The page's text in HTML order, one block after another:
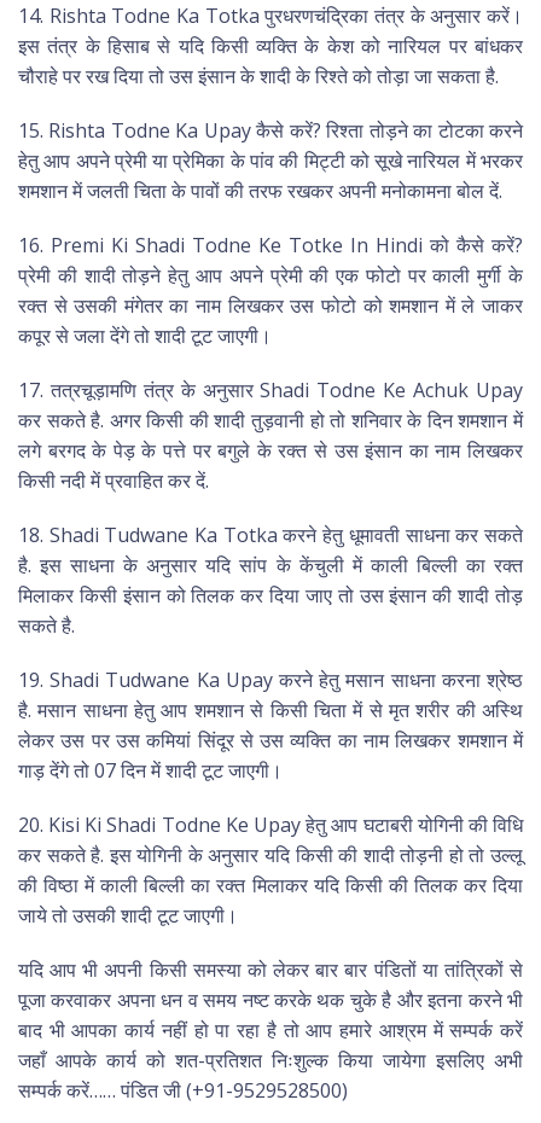
14. Rishta Todne Ka Totka पुरधरणचंद्रिका तंत्र के अनुसार करें।
इस तंत्र के हिसाब से यदि किसी व्यक्ति के केश को नारियल पर बांधकर
चौराहे पर रख दिया तो उस इंसान के शादी के रिश्ते को तोड़ा जा सकता है.
15. Rishta Todne Ka Upay कैसे करें? रिश्ता तोड़ने का टोटका करने
हेतु आप अपने प्रेमी या प्रेमिका के पांव की मिट्टी को सूखे नारियल में भरकर
शमशान में जलती चिता के पावों की तरफ रखकर अपनी मनोकामना बोल दें.
16. Premi Ki Shadi Todne Ke Totke In Hindi को कैसे करें?
प्रेमी की शादी तोड़ने हेतु आप अपने प्रेमी की एक फोटो पर काली मुर्गी के
रक्त से उसकी मंगेतर का नाम लिखकर उस फोटो को शमशान में ले जाकर
कपूर से जला देंगे तो शादी टूट जाएगी।
17. तत्रचूड़ामणि तंत्र के अनुसार Shadi Todne Ke Achuk Upay
कर सकते है. अगर किसी की शादी तुड़वानी हो तो शनिवार के दिन शमशान में
लगे बरगद के पेड़ के पत्ते पर बगुले के रक्त से उस इंसान का नाम लिखकर
किसी नदी में प्रवाहित कर दें.
18. Shadi Tudwane Ka Totka करने हेतु धूमावती साधना कर सकते
है. इस साधना के अनुसार यदि सांप के केंचुली में काली बिल्ली का रक्त
मिलाकर किसी इंसान को तिलक कर दिया जाए तो उस इंसान की शादी तोड़
सकते है.
19. Shadi Tudwane Ka Upay करने हेतु मसान साधना करना श्रेष्ठ
है. मसान साधना हेतु आप शमशान से किसी चिता में से मृत शरीर की अस्थि
लेकर उस पर उस कमियां सिंदूर से उस व्यक्ति का नाम लिखकर शमशान में
गाड़ देंगे तो 07 दिन में शादी टूट जाएगी।
20. Kisi Ki Shadi Todne Ke Upay हेतु आप घटाबरी योगिनी की विधि
कर सकते है. इस योगिनी के अनुसार यदि किसी की शादी तोड़नी हो तो उल्लू
की विष्ठा में काली बिल्ली का रक्त मिलाकर यदि किसी की तिलक कर दिया
जाये तो उसकी शादी टूट जाएगी।
यदि आप भी अपनी किसी समस्या को लेकर बार बार पंडितों या तांत्रिकों से
पूजा करवाकर अपना धन व समय नष्ट करके थक चुके है और इतना करने भी
बाद भी आपका कार्य नहीं हो पा रहा है तो आप हमारे आश्रम में सम्पर्क करें
जहाँ आपके कार्य को शत-प्रतिशत निःशुल्क किया जायेगा इसलिए अभी
सम्पर्क करें…… पंडित जी (+91-9529528500)